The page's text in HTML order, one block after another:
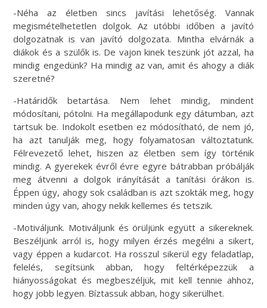
-Néha az életben sincs javítási lehetőség. Vannak
megismételhetetlen dolgok. Az utóbbi időben a javító
dolgozatnak is van javító dolgozata. Mintha elvárnák a
diákok és a szülők is. De vajon kinek teszünk jót azzal, ha
mindig engedünk? Ha mindig az van, amit és ahogy a diák
szeretné?
-Határidők betartása. Nem lehet mindig, mindent
módosítani, pótolni. Ha megállapodunk egy dátumban, azt
tartsuk be. Indokolt esetben ez módosítható, de nem jó,
ha azt tanulják meg, hogy folyamatosan változtatunk.
Félrevezető lehet, hiszen az életben sem így történik
mindig. A gyerekek évről évre egyre bátrabban próbálják
meg átvenni a dolgok irányítását a tanítási órákon is.
Éppen úgy, ahogy sok családban is azt szokták meg, hogy
minden úgy van, ahogy nekik kellemes és tetszik.
-Motiváljunk. Motiváljunk és örüljünk együtt a sikereknek.
Beszéljünk arról is, hogy milyen érzés megélni a sikert,
vagy éppen a kudarcot. Ha rosszul sikerül egy feladatlap,
felelés, segítsünk abban, hogy feltérképezzük a
hiányosságokat és megbeszéljük, mit kell tennie ahhoz,
hogy jobb legyen. Bíztassuk abban, hogy sikerülhet.